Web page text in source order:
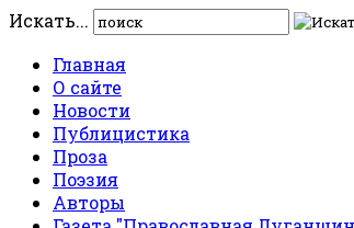
Искать...
Главная
О сайте
Новости
Публицистика
Проза
Поэзия
Авторы